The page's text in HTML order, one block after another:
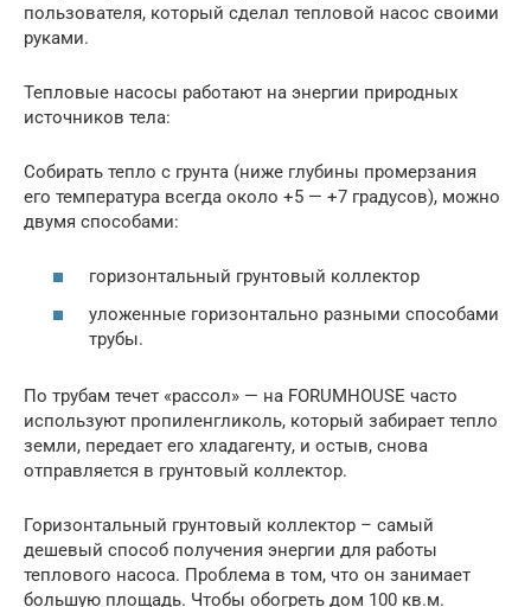
пользователя, который сделал тепловой насос своими
руками.
Тепловые насосы работают на энергии природных
источников тела:
Собирать тепло с грунта (ниже глубины промерзания
его температура всегда около +5 — +7 градусов), можно
двумя способами:
горизонтальный грунтовый коллектор
уложенные горизонтально разными способами
трубы.
По трубам течет «рассол» — на FORUMHOUSE часто
используют пропиленгликоль, который забирает тепло
земли, передает его хладагенту, и остыв, снова
отправляется в грунтовый коллектор.
Горизонтальный грунтовый коллектор – самый
дешевый способ получения энергии для работы
теплового насоса. Проблема в том, что он занимает
большую площадь. Чтобы обогреть дом 100 кв.м.